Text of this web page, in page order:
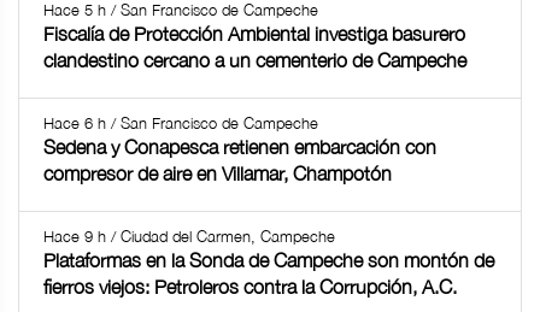
Hace 5 h / San Francisco de Campeche
Fiscalía de Protección Ambiental investiga basurero
clandestino cercano a un cementerio de Campeche
Hace 6 h / San Francisco de Campeche
Sedena y Conapesca retienen embarcación con
compresor de aire en Villamar, Champotón
Hace 9 h / Ciudad del Carmen, Campeche
Plataformas en la Sonda de Campeche son montón de
fierros viejos: Petroleros contra la Corrupción, A.C.